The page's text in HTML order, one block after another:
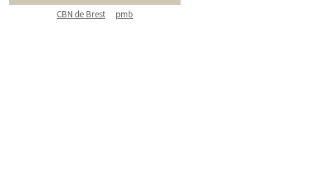
CBN de Brest pmb